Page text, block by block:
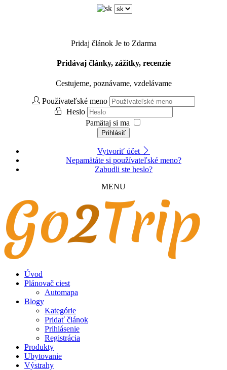
Pridaj článok Je to Zdarma
Pridávaj články, zážitky, recenzie
Cestujeme, poznávame, vzdelávame
Používateľské meno
Heslo
Pamätaj si ma
Prihlásiť
Vytvoriť účet
Nepamätáte si používateľské meno?
Zabudli ste heslo?
MENU
Úvod
Plánovač ciest
Automapa
Blogy
Kategórie
Pridať článok
Prihlásenie
Registrácia
Produkty
Ubytovanie
Výstrahy